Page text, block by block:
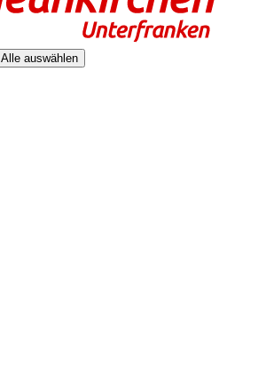
Alle auswählen